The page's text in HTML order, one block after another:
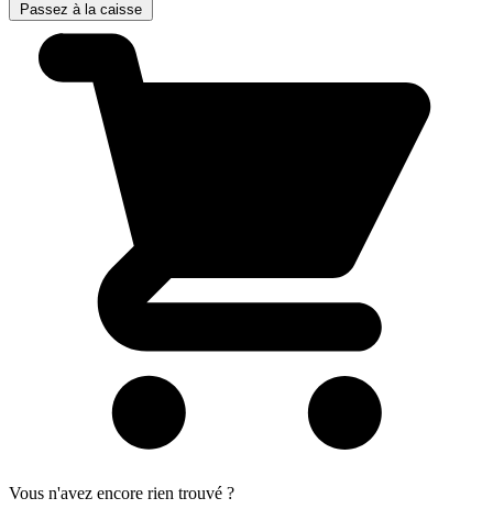
Passez à la caisse
Vous n'avez encore rien trouvé ?